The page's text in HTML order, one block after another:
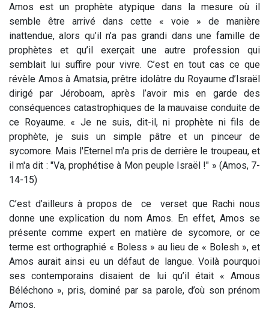
Amos est un prophète atypique dans la mesure où il
semble être arrivé dans cette « voie » de manière
inattendue, alors qu’il n’a pas grandi dans une famille de
prophètes et qu’il exerçait une autre profession qui
semblait lui suffire pour vivre. C’est en tout cas ce que
révèle Amos à Amatsia, prêtre idolâtre du Royaume d’Israël
dirigé par Jéroboam, après l’avoir mis en garde des
conséquences catastrophiques de la mauvaise conduite de
ce Royaume. « Je ne suis, dit-il, ni prophète ni fils de
prophète, je suis un simple pâtre et un pinceur de
sycomore. Mais l'Eternel m'a pris de derrière le troupeau, et
il m'a dit : "Va, prophétise à Mon peuple Israël !" » (Amos, 7-
14-15)
C’est d’ailleurs à propos de ce verset que Rachi nous
donne une explication du nom Amos. En effet, Amos se
présente comme expert en matière de sycomore, or ce
terme est orthographié « Boless » au lieu de « Bolesh », et
Amos aurait ainsi eu un défaut de langue. Voilà pourquoi
ses contemporains disaient de lui qu’il était « Amous
Béléchono », pris, dominé par sa parole, d’où son prénom
Amos.